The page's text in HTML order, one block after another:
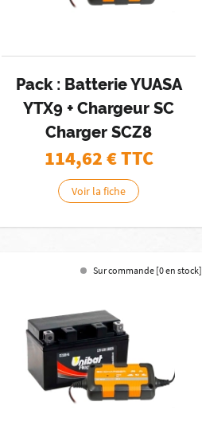
Pack : Batterie YUASA
YTX9 + Chargeur SC
Charger SCZ8
114,62€ TTC
Voir la fiche
Sur commande [0 en stock]